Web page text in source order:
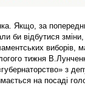
Якщо, за
би відбутися зміни,
виборів,
тижня
з
на посаді